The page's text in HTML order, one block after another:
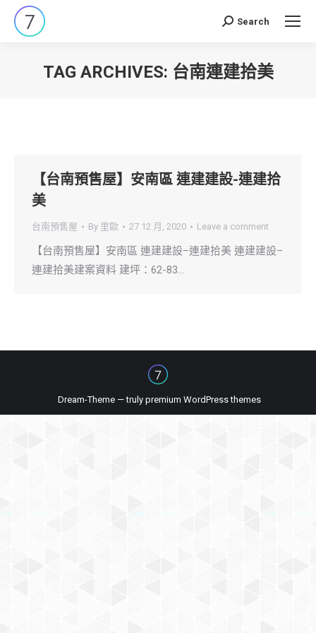
Search:
Search
TAG ARCHIVES: 台南連建拾美
【台南預售屋】安南區 連建建設-連建拾
美
台南預售屋 By 里歐 27 12 月, 2020 Leave a comment
【台南預售屋】安南區 連建建設–連建拾美 連建建設–
連建拾美建案資料 建坪：62-83…
Dream-Theme — truly premium WordPress themes